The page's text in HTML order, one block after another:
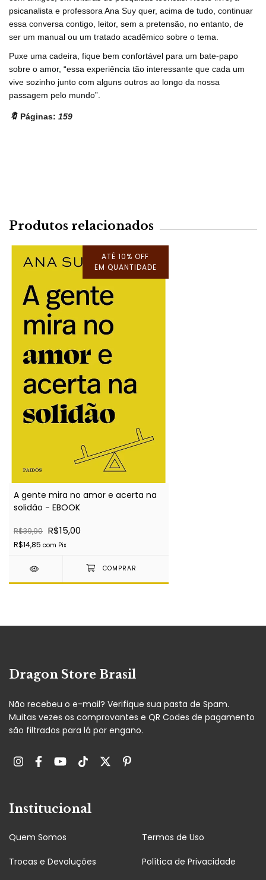
psicanalista e professora Ana Suy quer, acima de tudo, continuar
essa conversa contigo, leitor, sem a pretensão, no entanto, de
ser um manual ou um tratado acadêmico sobre o tema.
Puxe uma cadeira, fique bem confortável para um bate-papo
sobre o amor, “essa experiência tão interessante que cada um
vive sozinho junto com alguns outros ao longo da nossa
passagem pelo mundo”.
🔖 Páginas: 159
Produtos relacionados
ATÉ 10% OFF
EM QUANTIDADE
A gente mira no amor e acerta na
solidão - EBOOK
R$39,90 R$15,00
R$14,85 com Pix
Dragon Store Brasil
Não recebeu o e-mail? Verifique sua pasta de Spam.
Muitas vezes os comprovantes e QR Codes de pagamento
são filtrados para lá por engano.
Institucional
Quem Somos Termos de Uso
Trocas e Devoluções Política de Privacidade